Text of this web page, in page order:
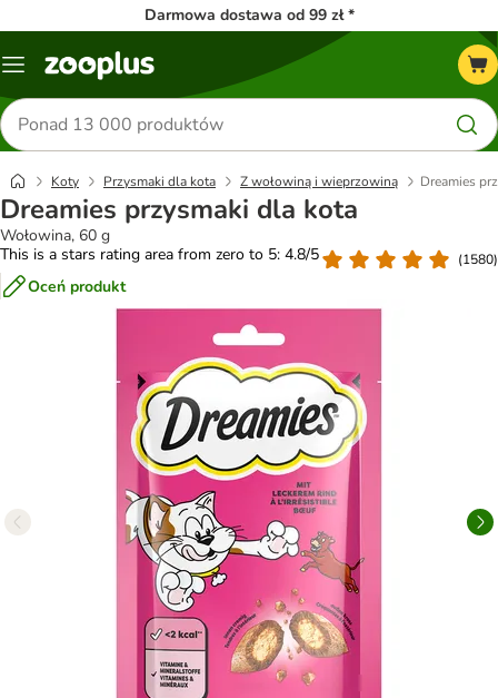
Darmowa dostawa od 99 zł *
Menu
Szukaj
produktów
Koty Przysmaki dla kota Z wołowiną i wieprzowiną Dreamies
Dreamies przysmaki dla kota
Wołowina, 60 g
This is a stars rating area from zero to 5: 4.8/5
(1580)
Oceń produkt